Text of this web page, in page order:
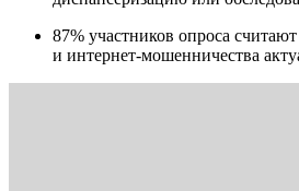
87% участников опроса
и интернет-мошенничества